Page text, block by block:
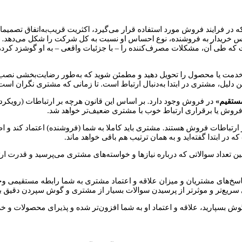
در فرایند فروش مورد استفاده قرار می‌گیرد، اکثریت قریب‌به‌اتفاق
خریدار به فروشنده، نوع احساس او نسبت به کل شرکت را شکل می‌دهد.
که طی آن، مشکلات مصرف‌کننده را – با جزئیات واقعی – به او گوشزد
خدمت یا محصول را تحویل دهید و مطمئن شوید که به‌طور رضایت‌بخشی
دلیل، مشتری در ابتدا به‌دنبال ارتباط است. تا زمانی که مشتری نگران
در فروش وجود دارد. بر اساس این قانون هرچه بر ارتباطات
فروش یا برقراری ارتباط خوب با مشتری ضعیف‌تر خواهد شد.
فروش هستند. مشتری باید کاملا به شما (فروشنده) اعتماد کند
ابتدا گفته‌‌اید و به همان ترتیب هم باقی خواهد ماند.
سوالاتی که درباره نیازها و خواسته‌های مشتری می‌پرسید و
مشتریان و میزان علاقه و اعتماد مشتری به شما رابطه مستقیمی
و موثرتر از پرسیدن سوالات بسیار از مشتری و گوش سپردن دقیق
علاقه و اعتماد او به شما افزون‌تر شده و پذیرای محصولات و